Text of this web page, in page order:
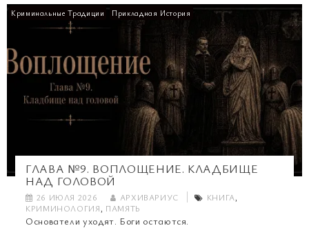
Криминальные Традиции Прикладная История
ГЛАВА №9. ВОПЛОЩЕНИЕ. КЛАДБИЩЕ
НАД ГОЛОВОЙ
26 ИЮЛЯ 2026 АРХИВАРИУС КНИГА,
КРИМИНОЛОГИЯ, ПАМЯТЬ
Основатели уходят. Боги остаются.